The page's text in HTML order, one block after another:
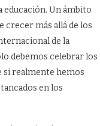
educación. Un ámbito
crecer más allá de los
de la
debemos celebrar los
si realmente hemos
en los